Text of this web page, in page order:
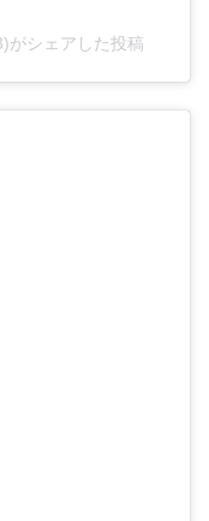
がシェアした投稿